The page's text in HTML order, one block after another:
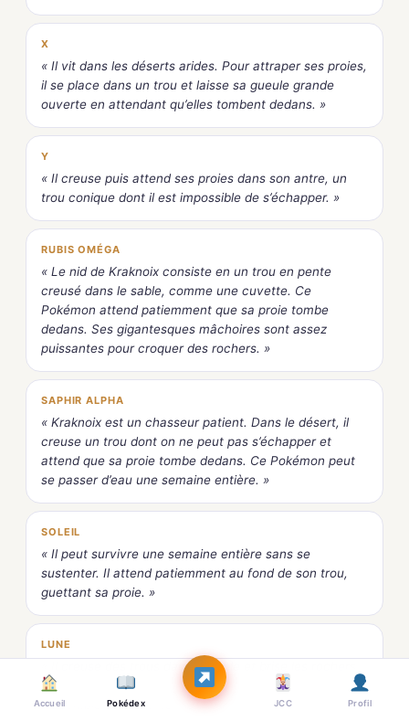
X
« Il vit dans les déserts arides. Pour attraper ses proies,
il se place dans un trou et laisse sa gueule grande
ouverte en attendant qu’elles tombent dedans. »
Y
« Il creuse puis attend ses proies dans son antre, un
trou conique dont il est impossible de s’échapper. »
RUBIS OMÉGA
« Le nid de Kraknoix consiste en un trou en pente
creusé dans le sable, comme une cuvette. Ce
Pokémon attend patiemment que sa proie tombe
dedans. Ses gigantesques mâchoires sont assez
puissantes pour croquer des rochers. »
SAPHIR ALPHA
« Kraknoix est un chasseur patient. Dans le désert, il
creuse un trou dont on ne peut pas s’échapper et
attend que sa proie tombe dedans. Ce Pokémon peut
se passer d’eau une semaine entière. »
SOLEIL
« Il peut survivre une semaine entière sans se
sustenter. Il attend patiemment au fond de son trou,
guettant sa proie. »
LUNE
« Il creuse des trous dans le sable et brise les rochers
qui le gênent d’un coup de mâchoire. Ses terriers
ressemblent à un entonnoir. »
Accueil Pokédex JCC Profil